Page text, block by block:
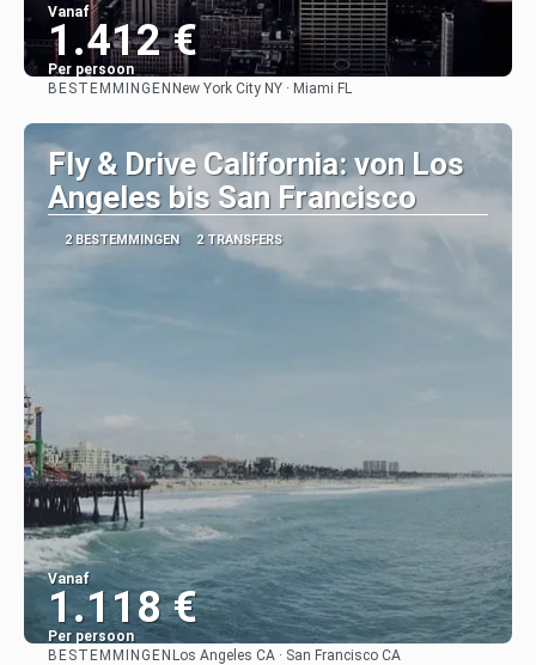
Vanaf
1.412 €
Per persoon
Bekijk
BESTEMMINGEN New York City NY · Miami FL
Fly & Drive California: von Los
Angeles bis San Francisco
2 BESTEMMINGEN 2 TRANSFERS
Vanaf
1.118 €
Per persoon
BESTEMMINGEN Los Angeles CA · San Francisco CA